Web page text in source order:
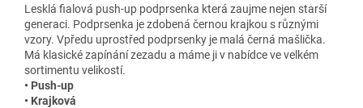
Lesklá fialová push-up podprsenka která zaujme nejen starší
generaci. Podprsenka je zdobená černou krajkou s různými
vzory. Vpředu uprostřed podprsenky je malá černá mašlička.
Má klasické zapínání zezadu a máme ji v nabídce ve velkém
sortimentu velikostí.
• Push-up
• Krajková